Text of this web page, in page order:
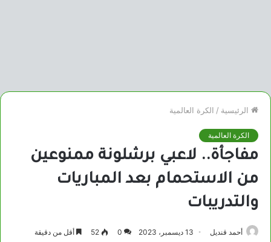
الرئيسية / الكرة العالمية
الكرة العالمية
مفاجأة.. لاعبي برشلونة ممنوعين
من الاستحمام بعد المباريات
والتدريبات
أحمد قنديل 13 ديسمبر، 2023 0
52 أقل من دقيقة